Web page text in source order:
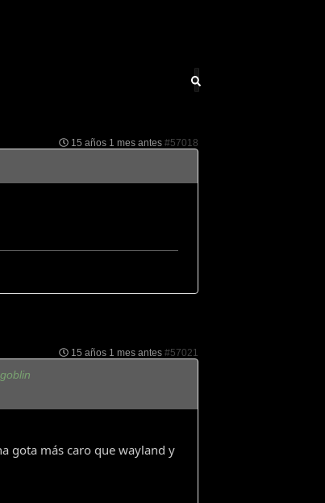
15 años 1 mes antes #57018
15 años 1 mes antes #57021
gota más caro que wayland y